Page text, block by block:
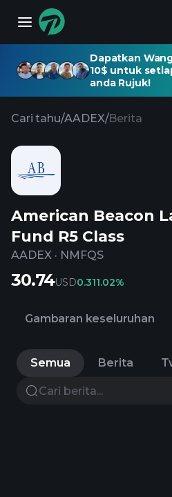
Dapatkan
10$ untuk
anda Rujuk!
Cari tahu/AADEX/Berita
American Beacon
Fund R5 Class
AADEX · NMFQS
30.74USD0.311.02%
Gambaran keseluruhan
Semua Berita